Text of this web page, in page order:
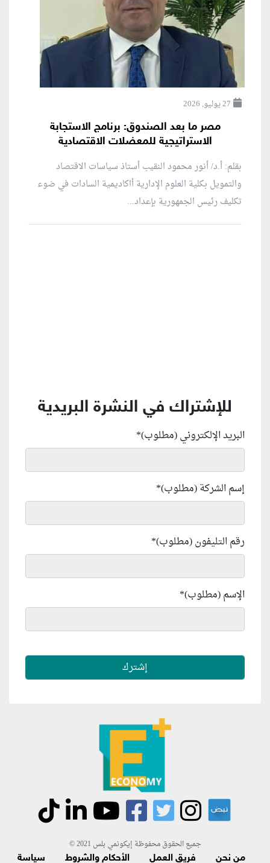
27 يوليو, 2026
مصر ما بعد الصندوق: برنامج الاستجابة
الاستراتيجية للمعضلات الاقتصادية
بقلم: أ.د/ أنور محمود النقيب أستاذ سياسات الاقتصاد
والتمويل بكلية العلوم الإدارية أاكاديمية السادات في ضوء
تكليف رئيس الجمهورية بإعداد...
للإشتراك في النشرة البريدية
البريد الإلكتروني (مطلوب)*
إسم الشركة (مطلوب)*
رقم التليفون (مطلوب)*
الإسم (مطلوب)*
جميع الحقوق محفوظة إيكونمي بلس 2021 ©
من نحن فريق العمل الأحكام والشروط سياسة